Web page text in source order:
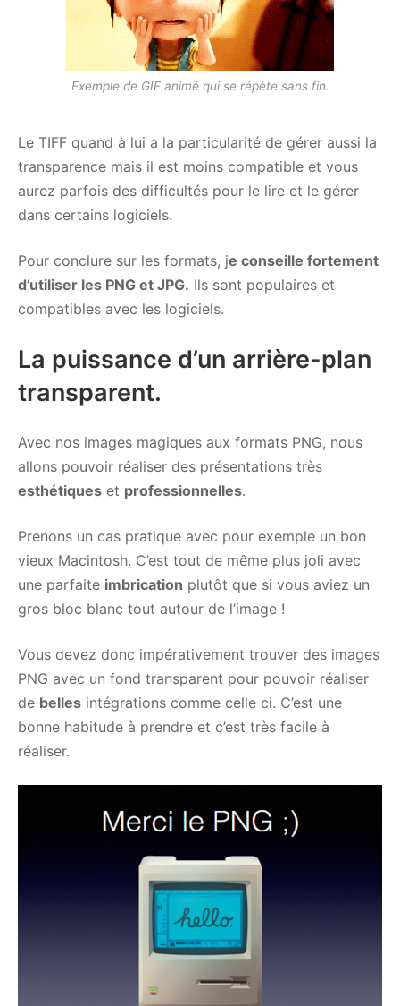
Exemple de GIF animé qui se répète sans fin.
Le TIFF quand à lui a la particularité de gérer aussi la
transparence mais il est moins compatible et vous
aurez parfois des difficultés pour le lire et le gérer
dans certains logiciels.
Pour conclure sur les formats, je conseille fortement
d’utiliser les PNG et JPG. Ils sont populaires et
compatibles avec les logiciels.
La puissance d’un arrière-plan
transparent.
Avec nos images magiques aux formats PNG, nous
allons pouvoir réaliser des présentations très
esthétiques et professionnelles.
Prenons un cas pratique avec pour exemple un bon
vieux Macintosh. C’est tout de même plus joli avec
une parfaite imbrication plutôt que si vous aviez un
gros bloc blanc tout autour de l’image !
Vous devez donc impérativement trouver des images
PNG avec un fond transparent pour pouvoir réaliser
de belles intégrations comme celle ci. C’est une
bonne habitude à prendre et c’est très facile à
réaliser.